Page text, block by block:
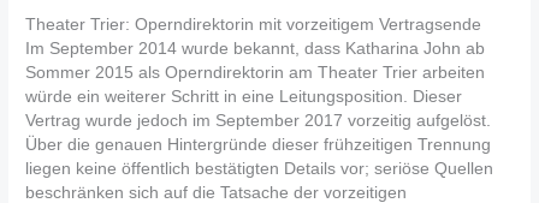
Theater Trier: Operndirektorin mit vorzeitigem Vertragsende
Im September 2014 wurde bekannt, dass Katharina John ab
Sommer 2015 als Operndirektorin am Theater Trier arbeiten
würde ein weiterer Schritt in eine Leitungsposition. Dieser
Vertrag wurde jedoch im September 2017 vorzeitig aufgelöst.
Über die genauen Hintergründe dieser frühzeitigen Trennung
liegen keine öffentlich bestätigten Details vor; seriöse Quellen
beschränken sich auf die Tatsache der vorzeitigen